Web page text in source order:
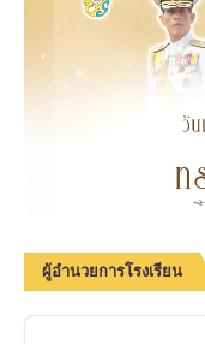
ผู้อำนวยการโรงเรียน